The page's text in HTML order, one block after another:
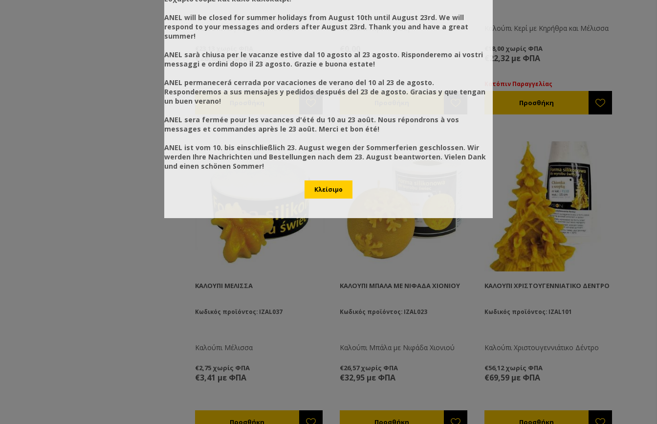
Καλούπι Αυγό με Κοτοπουλάκι
€28,68 με ΦΠΑ
Καλούπι Κερί Κυψέλη Καλούπι Κερί με Κηρήθρα και Μέλισσα
€18,00 χωρίς ΦΠΑ
€22,32 με ΦΠΑ
Κατόπιν Παραγγελίας
ΚΑΛΟΎΠΙ ΜΈΛΙΣΣΑ
Κωδικός προϊόντος: IZAL037
Καλούπι Μέλισσα
€2,75 χωρίς ΦΠΑ
€3,41 με ΦΠΑ
ΚΑΛΟΎΠΙ ΜΠΆΛΑ ΜΕ ΝΙΦΆΔΑ ΧΙΟΝΙΟΎ
Κωδικός προϊόντος: IZAL023
Καλούπι Μπάλα με Νιφάδα Χιονιού
€26,57 χωρίς ΦΠΑ
€32,95 με ΦΠΑ
ΚΑΛΟΎΠΙ ΧΡΙΣΤΟΥΓΕΝΝΙΆΤΙΚΟ ΔΈΝΤΡΟ
Κωδικός προϊόντος: IZAL101
Καλούπι Χριστουγεννιάτικο Δέντρο
€56,12 χωρίς ΦΠΑ
€69,59 με ΦΠΑ
ANEL will be closed for summer holidays from August 10th until August 23rd. We will
respond to your messages and orders after August 23rd. Thank you and have a great
summer!
ANEL sarà chiusa per le vacanze estive dal 10 agosto al 23 agosto. Risponderemo ai vostri
messaggi e ordini dopo il 23 agosto. Grazie e buona estate!
ANEL permanecerá cerrada por vacaciones de verano del 10 al 23 de agosto.
Responderemos a sus mensajes y pedidos después del 23 de agosto. Gracias y que tengan
un buen verano!
ANEL sera fermée pour les vacances d'été du 10 au 23 août. Nous répondrons à vos
messages et commandes après le 23 août. Merci et bon été!
ANEL ist vom 10. bis einschließlich 23. August wegen der Sommerferien geschlossen. Wir
werden Ihre Nachrichten und Bestellungen nach dem 23. August beantworten. Vielen Dank
und einen schönen Sommer!